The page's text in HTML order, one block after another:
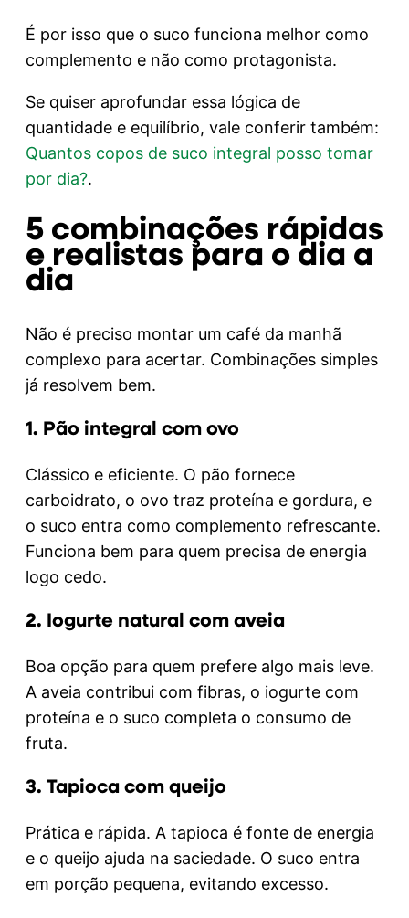
É por isso que o suco funciona melhor como
complemento e não como protagonista.
Se quiser aprofundar essa lógica de
quantidade e equilíbrio, vale conferir também:
Quantos copos de suco integral posso tomar
por dia?.
5 combinações rápidas
e realistas para o dia a
dia
Não é preciso montar um café da manhã
complexo para acertar. Combinações simples
já resolvem bem.
1. Pão integral com ovo
Clássico e eficiente. O pão fornece
carboidrato, o ovo traz proteína e gordura, e
o suco entra como complemento refrescante.
Funciona bem para quem precisa de energia
logo cedo.
2. Iogurte natural com aveia
Boa opção para quem prefere algo mais leve.
A aveia contribui com fibras, o iogurte com
proteína e o suco completa o consumo de
fruta.
3. Tapioca com queijo
Prática e rápida. A tapioca é fonte de energia
e o queijo ajuda na saciedade. O suco entra
em porção pequena, evitando excesso.